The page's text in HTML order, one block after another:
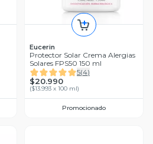
Eucerin
Protector Solar Crema Alergias
Solares FPS50 150 ml
5(4)
$20.990
($13.993 x 100 ml)
Promocionado